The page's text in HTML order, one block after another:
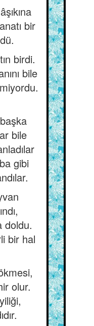
bir
birdi.
bile
bile
gibi
doldu.
bir hal
olur.